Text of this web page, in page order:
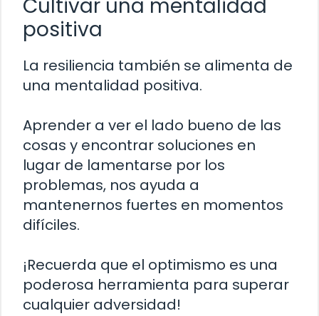
Cultivar una mentalidad
positiva
La resiliencia también se alimenta de
una mentalidad positiva.
Aprender a ver el lado bueno de las
cosas y encontrar soluciones en
lugar de lamentarse por los
problemas, nos ayuda a
mantenernos fuertes en momentos
difíciles.
¡Recuerda que el optimismo es una
poderosa herramienta para superar
cualquier adversidad!